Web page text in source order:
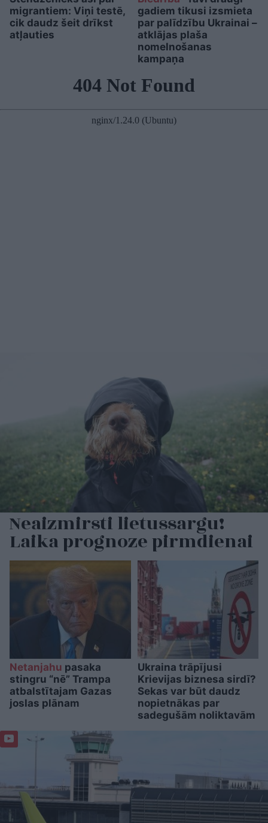
migrantiem: Viņi testē,
cik daudz šeit drīkst
atļauties
gadiem tikusi izsmieta
par palīdzību Ukrainai –
atklājas plaša
nomelnošanas
kampaņa
Neaizmirsti lietussargu!
Laika prognoze pirmdienai
Netanjahu pasaka
stingru “nē” Trampa
atbalstītajam Gazas
joslas plānam
Ukraina trāpījusi
Krievijas biznesa sirdī?
Sekas var būt daudz
nopietnākas par
sadegušām noliktavām